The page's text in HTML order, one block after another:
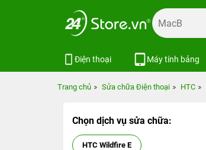
Điện thoại Máy tính bảng
Trang chủ Sửa chữa Điện thoại HTC
Chọn dịch vụ sửa chữa:
HTC Wildfire E